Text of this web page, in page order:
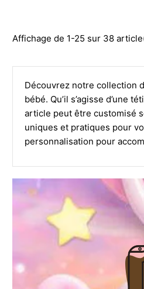
Affichage de 1-25 sur 38
Découvrez notre collection
bébé. Qu’il s’agisse d’une
article peut être customisé
uniques et pratiques pour
personnalisation pour